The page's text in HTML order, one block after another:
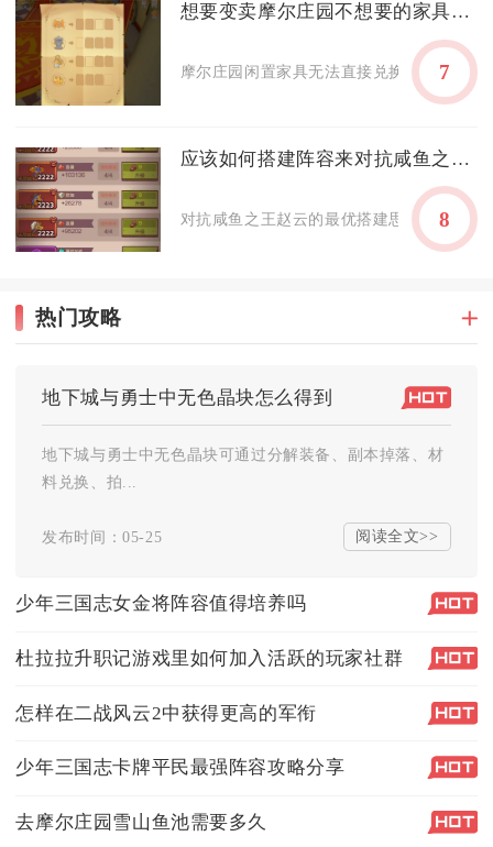
想要变卖摩尔庄园不想要的家具怎么做
摩尔庄园闲置家具无法直接兑换摩尔豆，
7
应该如何搭建阵容来对抗咸鱼之王的赵云
对抗咸鱼之王赵云的最优搭建思路是以强
8
热门攻略
地下城与勇士中无色晶块怎么得到
地下城与勇士中无色晶块可通过分解装备、副本掉落、材
料兑换、拍...
发布时间：05-25 阅读全文>>
少年三国志女金将阵容值得培养吗
杜拉拉升职记游戏里如何加入活跃的玩家社群
怎样在二战风云2中获得更高的军衔
少年三国志卡牌平民最强阵容攻略分享
去摩尔庄园雪山鱼池需要多久